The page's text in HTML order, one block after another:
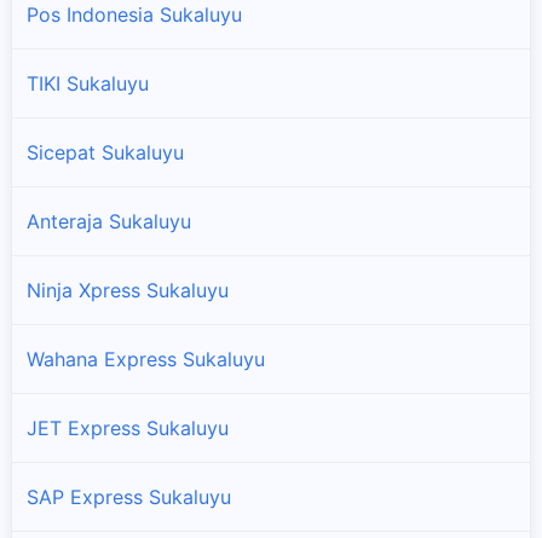
Pos Indonesia Sukaluyu
TIKI Sukaluyu
Sicepat Sukaluyu
Anteraja Sukaluyu
Ninja Xpress Sukaluyu
Wahana Express Sukaluyu
JET Express Sukaluyu
SAP Express Sukaluyu